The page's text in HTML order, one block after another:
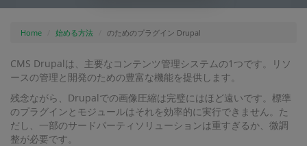
Home 始める方法 のためのプラグイン Drupal
CMS Drupalは、主要なコンテンツ管理システムの1つです。リソ
ースの管理と開発のための豊富な機能を提供します。
残念ながら、Drupalでの画像圧縮は完璧にはほど遠いです。標準
のプラグインとモジュールはそれを効率的に実行できません。た
だし、一部のサードパーティソリューションは重すぎるか、微調
整が必​​要です。